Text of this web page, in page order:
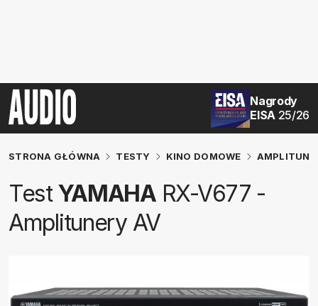
Nagrody
EISA 25/26
STRONA GŁÓWNA TESTY KINO DOMOWE
TestYAMAHARX-V677 -
Amplitunery AV